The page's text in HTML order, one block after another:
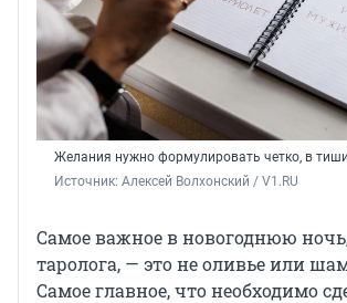
Желания нужно формулировать четко, в
Источник: Алексей Волхонский / V1.RU
Самое важное в новогоднюю
таролога, — это не оливье или
Самое главное, что необходимо